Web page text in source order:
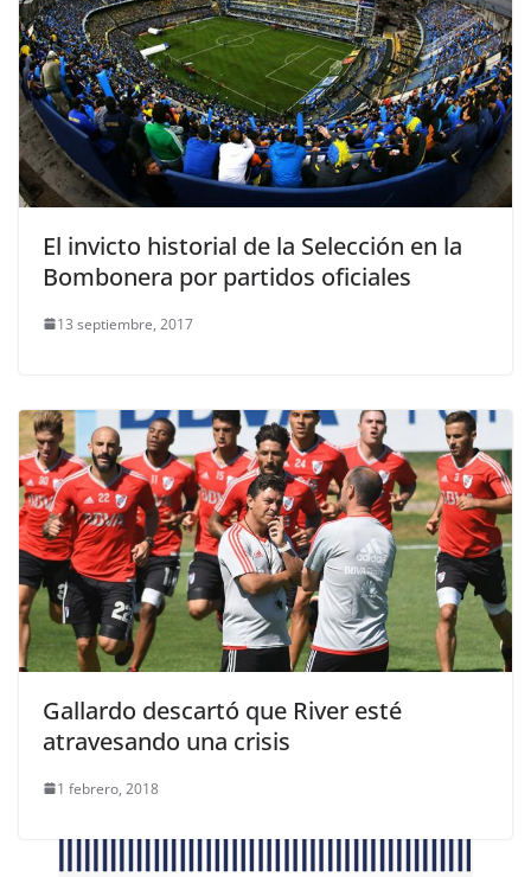
El invicto historial de la Selección en la
Bombonera por partidos oficiales
13 septiembre, 2017
Gallardo descartó que River esté
atravesando una crisis
1 febrero, 2018